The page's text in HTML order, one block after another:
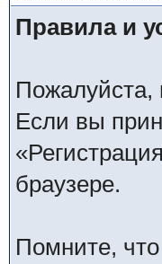
Правила и
Пожалуйста,
Если вы
браузере.
Помните,